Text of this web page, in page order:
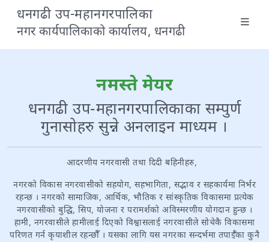
धनगढी उप-महानगरपालिका
नगर कार्यपालिकाको कार्यालय, धनगढी
नमस्ते मेयर
धनगढी उप-महानगरपालिकाका सम्पुर्ण
गुनासोहरु सुन्ने अनलाइन माध्यम ।
आदरणीय नगरवासी तथा दिदी बहिनीहरु,
नगरको विकास नगरवासीको सहयोग, सहभागिता, सद्भाव र सहकार्यमा निर्भर
रहन्छ । नगरको सामाजिक, आर्थिक, भौतिक र सांस्कृतिक विकासमा प्रत्येक
नगरवासीको बुद्धि, सिप, योजना र परामर्शको अविस्मरणीय योगदान हुन्छ ।
हामी, नगरवासीले हामीलाई दिएको विश्वासलाई नगरवासीले सोचेकै विकासमा
परिणत गर्न कृयाशील रहन्छौँ । यसका लागि यस नगरका सन्दर्भमा तपाईँका कुनै